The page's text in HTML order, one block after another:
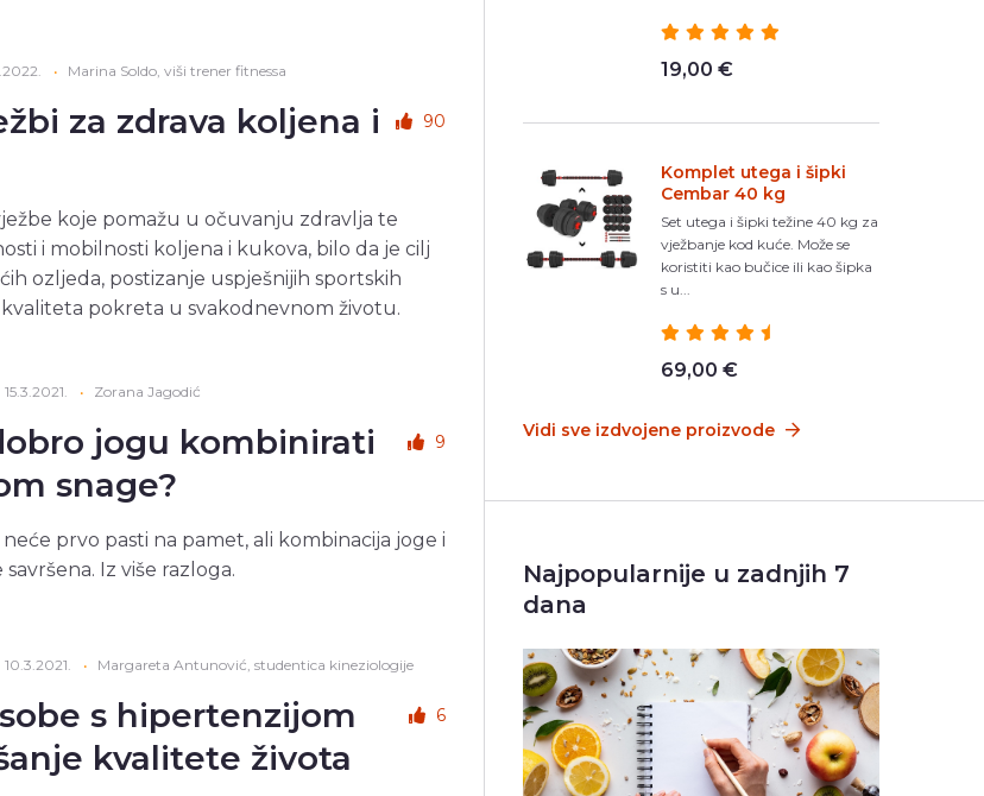
• Marina Soldo, viši trener fitnessa
za zdrava koljena i
90
koje pomažu u očuvanju zdravlja te
i mobilnosti koljena i kukova, bilo da je cilj
ozljeda, postizanje uspješnijih sportskih
pokreta u svakodnevnom životu.
15.3.2021. • Zorana Jagodić
jogu kombinirati
snage?
9
prvo pasti na pamet, ali kombinacija joge i
Iz više razloga.
10.3.2021. • Margareta Antunović, studentica kineziologije
s hipertenzijom
kvalitete života
6
19,00 €
Komplet utega i šipki
Cembar 40 kg
Set utega i šipki težine 40 kg za
vježbanje kod kuće. Može se
koristiti kao bučice ili kao šipka
s u...
69,00 €
Vidi sve izdvojene proizvode
Najpopularnije u zadnjih 7
dana